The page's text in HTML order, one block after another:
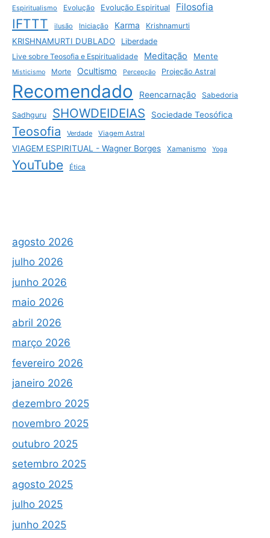
Espiritualismo Evolução Evolução Espiritual Filosofia
IFTTT ilusão Iniciação Karma Krishnamurti
KRISHNAMURTI DUBLADO
Liberdade
Live sobre Teosofia e Espiritualidade
Meditação Mente
Misticismo Morte Ocultismo Percepção Projeção Astral
Recomendado Reencarnação Sabedoria
Sadhguru SHOWDEIDEIAS Sociedade Teosófica
Teosofia Verdade Viagem Astral
VIAGEM ESPIRITUAL - Wagner Borges Xamanismo Yoga
YouTube Ética
agosto 2026
julho 2026
junho 2026
maio 2026
abril 2026
março 2026
fevereiro 2026
janeiro 2026
dezembro 2025
novembro 2025
outubro 2025
setembro 2025
agosto 2025
julho 2025
junho 2025